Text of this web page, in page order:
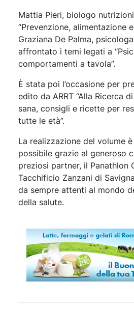
Mattia Pieri, biologo
“Prevenzione, alimentazione
Graziana De Palma,
affrontato i temi legati a
comportamenti a tavola”.
È stata poi l’occasione per
edito da ARRT “Alla Ricerca
sana, consigli e ricette per
tutte le età”.
La realizzazione del volume
possibile grazie al generoso
preziosi partner, il Panathlon
Tacchificio Zanzani di
da sempre attenti al mondo
della salute.